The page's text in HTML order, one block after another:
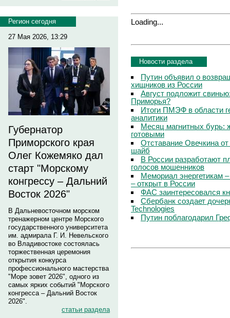
Регион сегодня
27 Мая 2026, 13:29
Губернатор
Приморского края
Олег Кожемяко дал
старт "Морскому
конгрессу – Дальний
Восток 2026"
В Дальневосточном морском
тренажерном центре Морского
государственного университета
им. адмирала Г. И. Невельского
во Владивостоке состоялась
торжественная церемония
открытия конкурса
профессионального мастерства
"Море зовет 2026", одного из
самых ярких событий "Морского
конгресса – Дальний Восток
2026".
статьи раздела
Loading...
Новости раздела
Путин объявил о
хищников из России
Август подложит
Приморья?
Итоги ПМЭФ в области
аналитики
Месяц магнитных бурь:
готовыми
Отставание Овечкина
шайб
В России разработают
голосов мошенников
Мемориал энергетикам
– открыт в России
ФАС заинтересовался
Сбербанк создает
Technologies
Путин поблагодарил